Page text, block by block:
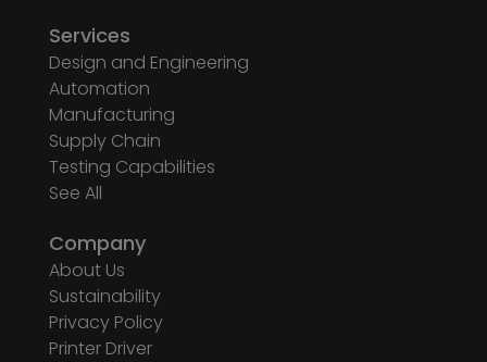
Services
Design and Engineering
Automation
Manufacturing
Supply Chain
Testing Capabilities
See All
Company
About Us
Sustainability
Privacy Policy
Printer Driver